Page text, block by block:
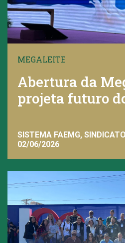
MEGALEITE
Abertura da
projeta futuro
SISTEMA FAEMG,
FAEMG
02/06/2026